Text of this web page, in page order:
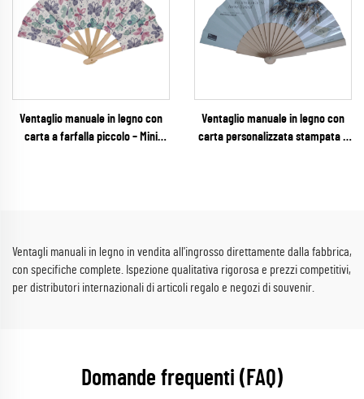
Ventaglio manuale in legno con
carta a farfalla piccolo – Mini
Ventaglio manuale in legno con
carta personalizzata stampata –
Ventagli manuali in legno in vendita all'ingrosso direttamente dalla fabbrica,
con specifiche complete. Ispezione qualitativa rigorosa e prezzi competitivi,
per distributori internazionali di articoli regalo e negozi di souvenir.
Domande frequenti (FAQ)